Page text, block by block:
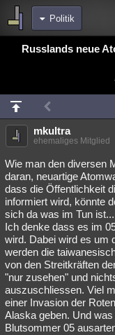
Politik
Bereiche
Chat Wiki
meine Rubriken
Menschen
Spiritualität
Natur Umfragen
weitere Rubriken
Philosophie Träume
Astronomie
Musik Clash
Übersichten
Besucht
Russlands neue
mkultra
ehemaliges Mitglied
Wie man den diversen
daran, neuartige
dass die Öffentlichkeit
informiert wird, könnte
sich da was im Tun ist...
Ich denke dass es im
wird. Dabei wird es um
werden die
von den Streitkräften
"nur zusehen" und
auszuschliessen. Viel
einer Invasion der
Alaska geben. Und
Blutsommer 05